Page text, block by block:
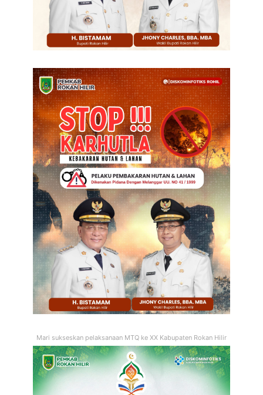
Mari sukseskan pelaksanaan MTQ ke XX Kabupaten Rokan Hilir